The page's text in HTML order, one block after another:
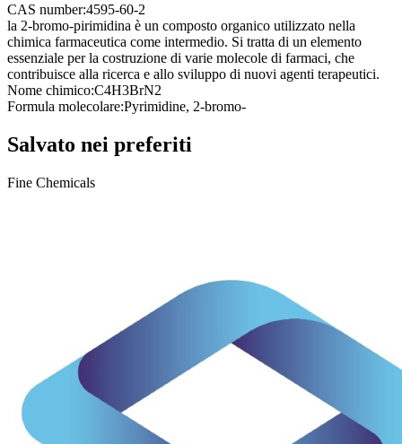
CAS number:4595-60-2
la 2-bromo-pirimidina è un composto organico utilizzato nella
chimica farmaceutica come intermedio. Si tratta di un elemento
essenziale per la costruzione di varie molecole di farmaci, che
contribuisce alla ricerca e allo sviluppo di nuovi agenti terapeutici.
Nome chimico:C4H3BrN2
Formula molecolare:Pyrimidine, 2-bromo-
Salvato nei preferiti
Fine Chemicals